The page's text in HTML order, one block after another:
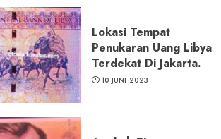
Lokasi Tempat
Penukaran Uang Libya
Terdekat Di Jakarta.
10 JUNI 2023